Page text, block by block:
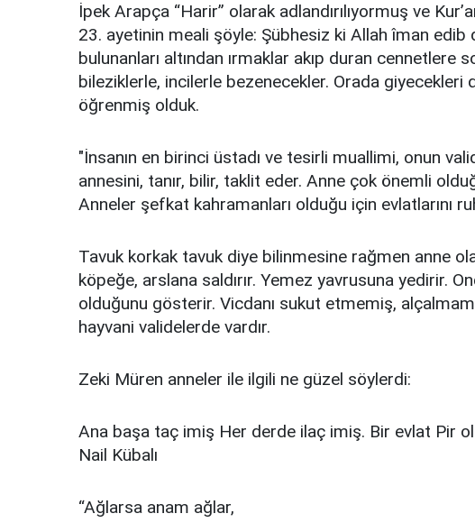
İpek Arapça “Harir” olarak adlandırılıyormuş ve
23. ayetinin meali şöyle: Şübhesiz ki Allah îman
bulunanları altından ırmaklar akıp duran cennetlere
bileziklerle, incilerle bezenecekler. Orada giyecekleri
öğrenmiş olduk.
"İnsanın en birinci üstadı ve tesirli muallimi, onun
annesini, tanır, bilir, taklit eder. Anne çok önemli
Anneler şefkat kahramanları olduğu için evlatlarını
Tavuk korkak tavuk diye bilinmesine rağmen anne
köpeğe, arslana saldırır. Yemez yavrusuna yedirir.
olduğunu gösterir. Vicdanı sukut etmemiş,
hayvani validelerde vardır.
Zeki Müren anneler ile ilgili ne güzel söylerdi:
Ana başa taç imiş Her derde ilaç imiş. Bir evlat Pir
Nail Kübalı
“Ağlarsa anam ağlar,